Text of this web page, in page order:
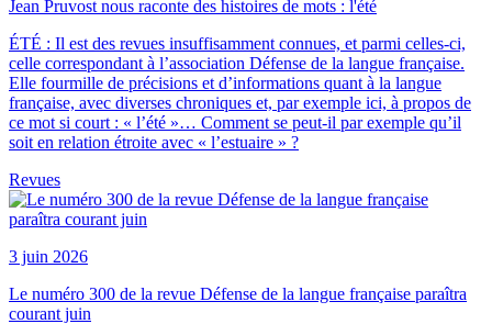
Jean Pruvost nous raconte des histoires de mots : l'été
ÉTÉ : Il est des revues insuffisamment connues, et parmi celles-ci,
celle correspondant à l’association Défense de la langue française.
Elle fourmille de précisions et d’informations quant à la langue
française, avec diverses chroniques et, par exemple ici, à propos de
ce mot si court : « l’été »… Comment se peut-il par exemple qu’il
soit en relation étroite avec « l’estuaire » ?
Revues
3 juin 2026
Le numéro 300 de la revue Défense de la langue française paraîtra
courant juin